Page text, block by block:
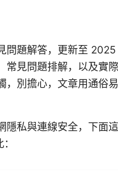
問題解答，更新至
常見問題排解，以及實
，別擔心，文章用通俗
隱私與連線安全，下面